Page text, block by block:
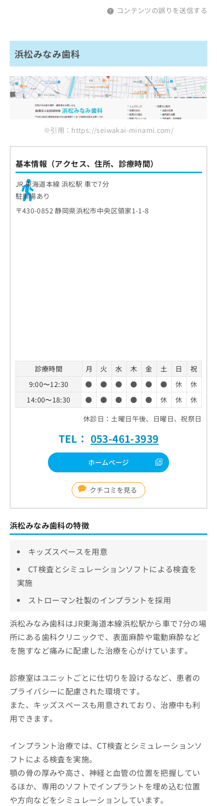
コンテンツの誤りを送信する
浜松みなみ歯科
※引用：https://seiwakai-minami.com/
基本情報（アクセス、住所、診療時間）
JR 東海道本線 浜松駅 車で7分
駐車場あり
〒430-0852 静岡県浜松市中央区領家1-1-8
診療時間 月 火 水 木 金 土 日
祝
9:00〜12:30
● ● ● ● ● ● 休
休
14:00〜18:30
● ● ● ● ● 休 休
休
休診日：土曜日午後、日曜日、祝祭日
TEL： 053-461-3939
ホームページ
クチコミを見る
浜松みなみ歯科の特徴
キッズスペースを用意
CT検査とシミュレーションソフトによる検査を
実施
ストローマン社製のインプラントを採用
浜松みなみ歯科はJR東海道本線浜松駅から車で7分の場
所にある歯科クリニックで、表面麻酔や電動麻酔など
を施すなど痛みに配慮した治療を心がけています。
診療室はユニットごとに仕切りを設けるなど、患者の
プライバシーに配慮された環境です。
また、キッズスペースも用意されており、治療中も利
用できます。
インプラント治療では、CT検査とシミュレーションソ
フトによる検査を実施。
顎の骨の厚みや高さ、神経と血管の位置を把握してい
るほか、専用のソフトでインプラントを埋め込む位置
や方向などをシミュレーションしています。